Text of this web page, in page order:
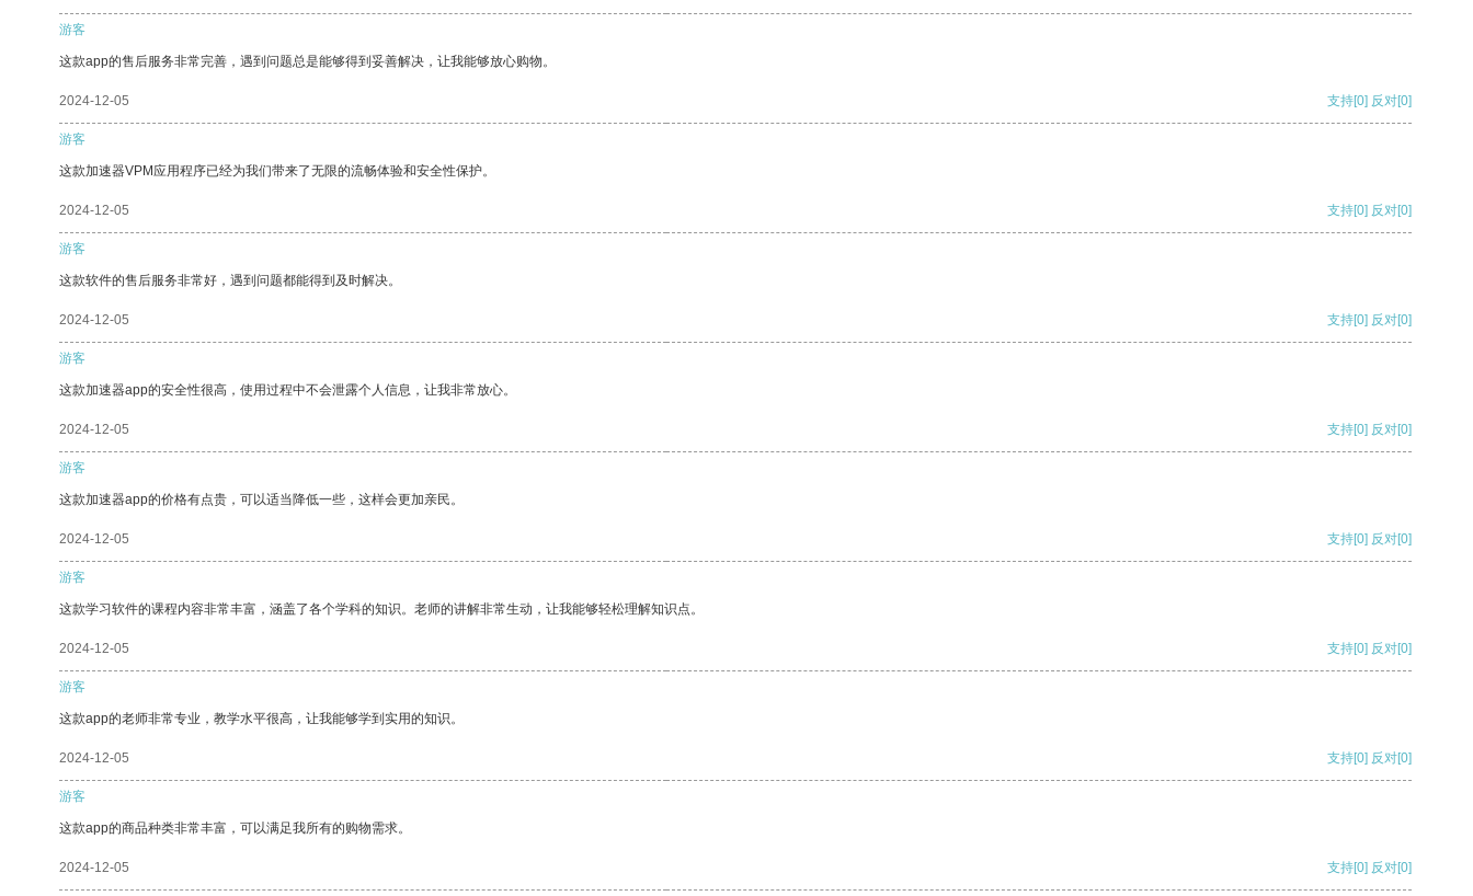
游客
这款app的售后服务非常完善，遇到问题总是能够得到妥善解决，让我能够放心购物。
2024-12-05 支持[0] 反对[0]
游客
这款加速器VPM应用程序已经为我们带来了无限的流畅体验和安全性保护。
2024-12-05 支持[0] 反对[0]
游客
这款软件的售后服务非常好，遇到问题都能得到及时解决。
2024-12-05 支持[0] 反对[0]
游客
这款加速器app的安全性很高，使用过程中不会泄露个人信息，让我非常放心。
2024-12-05 支持[0] 反对[0]
游客
这款加速器app的价格有点贵，可以适当降低一些，这样会更加亲民。
2024-12-05 支持[0] 反对[0]
游客
这款学习软件的课程内容非常丰富，涵盖了各个学科的知识。老师的讲解非常生动，让我能够轻松理解知识点。
2024-12-05 支持[0] 反对[0]
游客
这款app的老师非常专业，教学水平很高，让我能够学到实用的知识。
2024-12-05 支持[0] 反对[0]
游客
这款app的商品种类非常丰富，可以满足我所有的购物需求。
2024-12-05 支持[0] 反对[0]